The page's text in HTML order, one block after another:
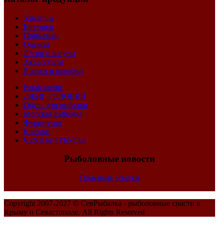
Удилища
Катушки
Приманки
Одежда
Лески и шнуры
Аксессуары
Ящики и коробки
Рокфишинг
ДЖИГ-ГОЛОВКИ
Обувь для рыбалки
Морская рыбалка
Фурнитура
Крючки
ЧЕХЛЫ/ТУБУСЫ
Рыболовные новости
Полезные ссылки
Copyright 2007-2027 © СевРыбалка - рыболовные снасти в
Крыму и Севастополе. All Rights Reserved